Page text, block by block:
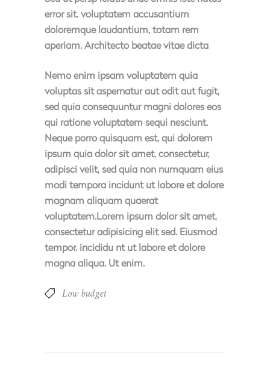
error sit. voluptatem accusantium
doloremque laudantium, totam rem
aperiam. Architecto beatae vitae dicta
Nemo enim ipsam voluptatem quia
voluptas sit aspernatur aut odit aut fugit,
sed quia consequuntur magni dolores eos
qui ratione voluptatem sequi nesciunt.
Neque porro quisquam est, qui dolorem
ipsum quia dolor sit amet, consectetur,
adipisci velit, sed quia non numquam eius
modi tempora incidunt ut labore et dolore
magnam aliquam quaerat
voluptatem.Lorem ipsum dolor sit amet,
consectetur adipisicing elit sed. Eiusmod
tempor. incididu nt ut labore et dolore
magna aliqua. Ut enim.
Low budget